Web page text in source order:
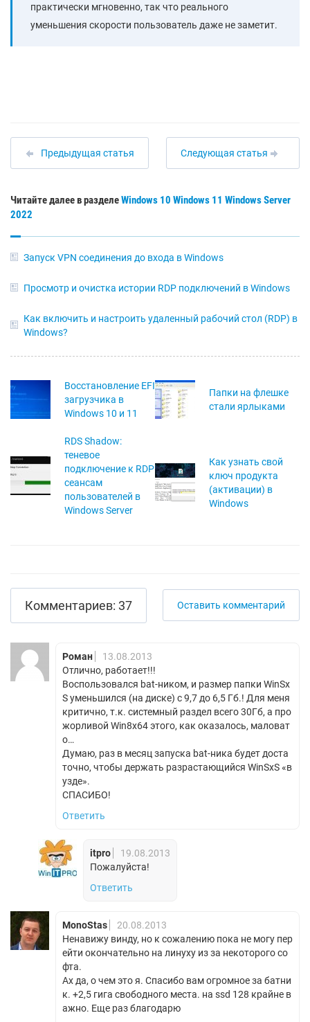
практически мгновенно, так что реального
уменьшения скорости пользователь даже не заметит.
Предыдущая статья Следующая статья
Читайте далее в разделеWindows 10 Windows 11 Windows Server
2022
Запуск VPN соединения до входа в Windows
Просмотр и очистка истории RDP подключений в Windows
Как включить и настроить удаленный рабочий стол (RDP) в
Windows?
Восстановление EFI
загрузчика в
Windows 10 и 11
Папки на флешке
стали ярлыками
RDS Shadow:
теневое
подключение к RDP
сеансам
пользователей в
Windows Server
Как узнать свой
ключ продукта
(активации) в
Windows
Комментариев: 37 Оставить комментарий
Роман
13.08.2013
Отлично, работает!!!
Воспользовался bat-ником, и размер папки WinSx
S уменьшился (на диске) с 9,7 до 6,5 Гб.! Для меня
критично, т.к. системный раздел всего 30Гб, а про
жорливой Win8х64 этого, как оказалось, маловат
о…
Думаю, раз в месяц запуска bat-ника будет доста
точно, чтобы держать разрастающийся WinSxS «в
узде».
СПАСИБО!
Ответить
itpro
19.08.2013
Пожалуйста!
Ответить
MonoStas
20.08.2013
Ненавижу винду, но к сожалению пока не могу пер
ейти окончательно на линуху из за некоторого со
фта.
Ах да, о чем это я. Спасибо вам огромное за батни
к. +2,5 гига свободного места. на ssd 128 крайне в
ажно. Еще раз благодарю